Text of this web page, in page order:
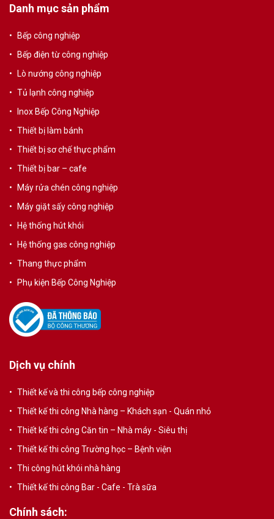
Danh mục sản phẩm
Bếp công nghiệp
Bếp điện từ công nghiệp
Lò nướng công nghiệp
Tủ lạnh công nghiệp
Inox Bếp Công Nghiệp
Thiết bị làm bánh
Thiết bị sơ chế thực phẩm
Thiết bị bar – cafe
Máy rửa chén công nghiệp
Máy giặt sấy công nghiệp
Hệ thống hút khói
Hệ thống gas công nghiệp
Thang thực phẩm
Phụ kiện Bếp Công Nghiệp
Dịch vụ chính
Thiết kế và thi công bếp công nghiệp
Thiết kế thi công Nhà hàng – Khách sạn - Quán nhỏ
Thiết kế thi công Căn tin – Nhà máy - Siêu thị
Thiết kế thi công Trường học – Bệnh viện
Thi công hút khói nhà hàng
Thiết kế thi công Bar - Cafe - Trà sữa
Chính sách: